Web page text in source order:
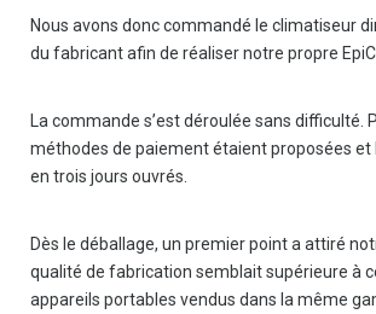
Nous avons donc commandé le climatiseur
du fabricant afin de réaliser notre propre
La commande s’est déroulée sans difficulté.
méthodes de paiement étaient proposées et
en trois jours ouvrés.
Dès le déballage, un premier point a attiré
qualité de fabrication semblait supérieure à
appareils portables vendus dans la même